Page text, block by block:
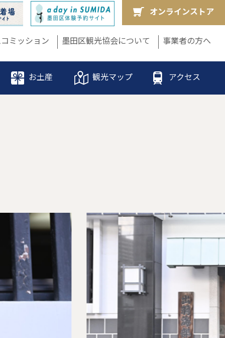
オンラインストア
ミッション 墨田区観光協会について 事業者の方へ
お土産 観光マップ アクセス